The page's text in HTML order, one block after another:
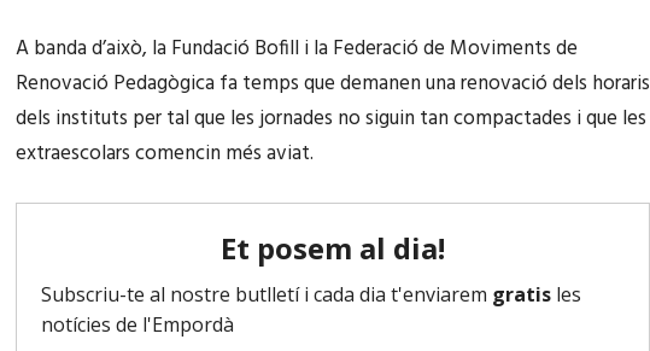
u
c
t
o
d
v
i
r
A banda d’això, la Fundació Bofill i la Federació de Moviments de
Renovació Pedagògica fa temps que demanen una renovació dels horaris
dels instituts per tal que les jornades no siguin tan compactades i que les
extraescolars comencin més aviat.